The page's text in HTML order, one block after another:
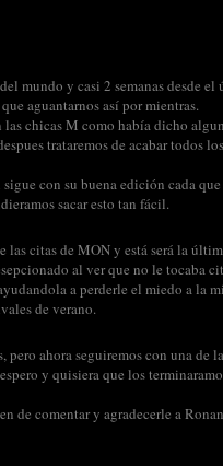
mundo y casi 2 semanas desde el
aguantarnos así por mientras.
chicas M como había dicho
trataremos de acabar todos
con su buena edición cada
sacar esto tan fácil.
citas de MON y está será la
al ver que no le tocaba
a perderle el miedo a la
de verano.
ahora seguiremos con una de
y quisiera que los
de comentar y agradecerle a